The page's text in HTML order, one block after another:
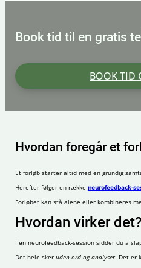
Book tid til en gratis
BOOK TID
Hvordan foregår et
Et forløb starter altid med en grundig
Herefter følger en række neurofeedback-
Forløbet kan stå alene eller kombineres
Hvordan virker det?
I en neurofeedback-session sidder du
Det hele sker uden ord og analyser. Det er